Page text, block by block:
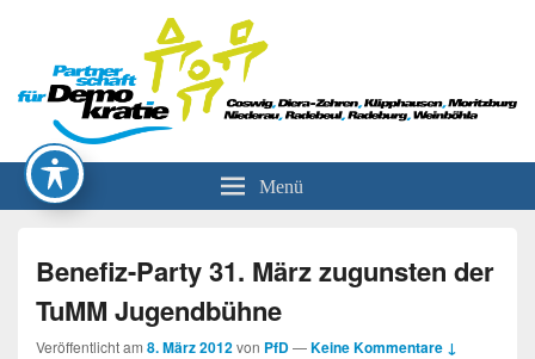
Partnerschaft für Demokratie
Menü
Benefiz-Party 31. März zugunsten der
TuMM Jugendbühne
Veröffentlicht am 8. März 2012von PfD—Keine Kommentare ↓